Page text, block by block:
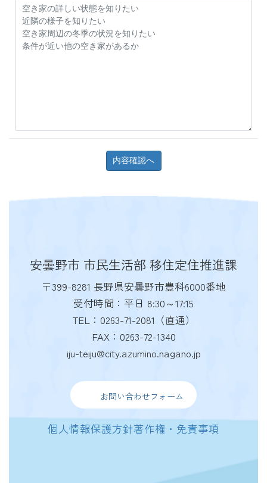
内容確認へ
安曇野市 市民生活部 移住定住推進課
〒399-8281 長野県安曇野市豊科6000番地
受付時間：平日 8:30～17:15
TEL：0263-71-2081（直通）
FAX：0263-72-1340
iju-teiju@city.azumino.nagano.jp
お問い合わせフォーム
個人情報保護方針著作権・免責事項